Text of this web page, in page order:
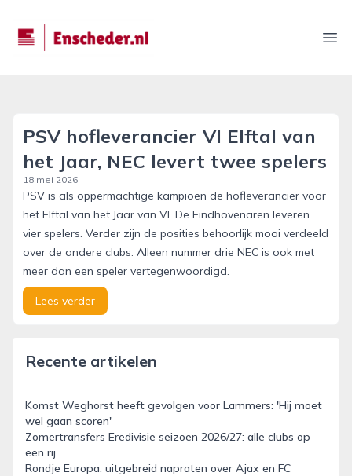
enscheder.nl
PSV hofleverancier VI Elftal van
het Jaar, NEC levert twee spelers
18 mei 2026
PSV is als oppermachtige kampioen de hofleverancier voor
het Elftal van het Jaar van VI. De Eindhovenaren leveren
vier spelers. Verder zijn de posities behoorlijk mooi verdeeld
over de andere clubs. Alleen nummer drie NEC is ook met
meer dan een speler vertegenwoordigd.
Lees verder
Recente artikelen
Komst Weghorst heeft gevolgen voor Lammers: 'Hij moet
wel gaan scoren'
Zomertransfers Eredivisie seizoen 2026/27: alle clubs op
een rij
Rondje Europa: uitgebreid napraten over Ajax en FC